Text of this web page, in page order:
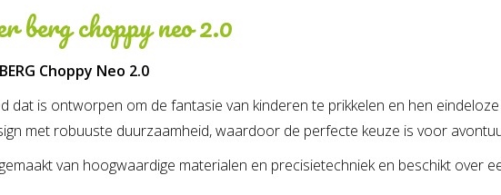
berg choppy neo 2.0
Choppy Neo 2.0
dat is ontworpen om de fantasie van kinderen te prikkelen en hen
met robuuste duurzaamheid, waardoor de perfecte keuze is voor
van hoogwaardige materialen en precisietechniek en beschikt